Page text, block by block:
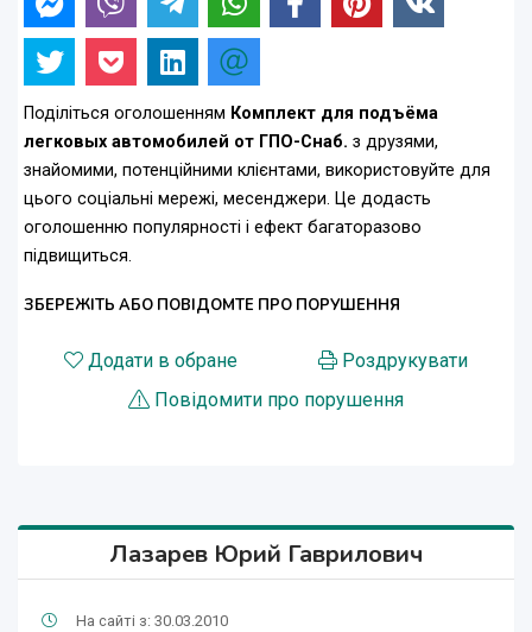
Поділіться оголошенням Комплект для подъёма
легковых автомобилей от ГПО-Снаб. з друзями,
знайомими, потенційними клієнтами, використовуйте для
цього соціальні мережі, месенджери. Це додасть
оголошенню популярності і ефект багаторазово
підвищиться.
ЗБЕРЕЖІТЬ АБО ПОВІДОМТЕ ПРО ПОРУШЕННЯ
Додати в обране
Роздрукувати
Повідомити про порушення
Лазарев Юрий Гаврилович
На сайті з: 30.03.2010